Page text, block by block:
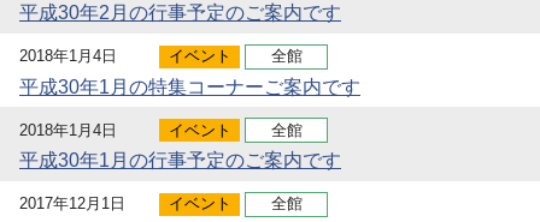
平成30年2月の行事予定のご案内です
2018年1月4日 イベント 全館
平成30年1月の特集コーナーご案内です
2018年1月4日 イベント 全館
平成30年1月の行事予定のご案内です
2017年12月1日 イベント 全館